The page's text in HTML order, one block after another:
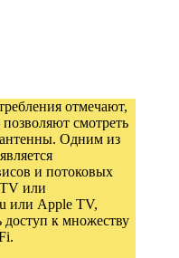
отмечают,
смотреть
антенны. Одним из
и потоковых
или
или Apple TV,
доступ к множеству